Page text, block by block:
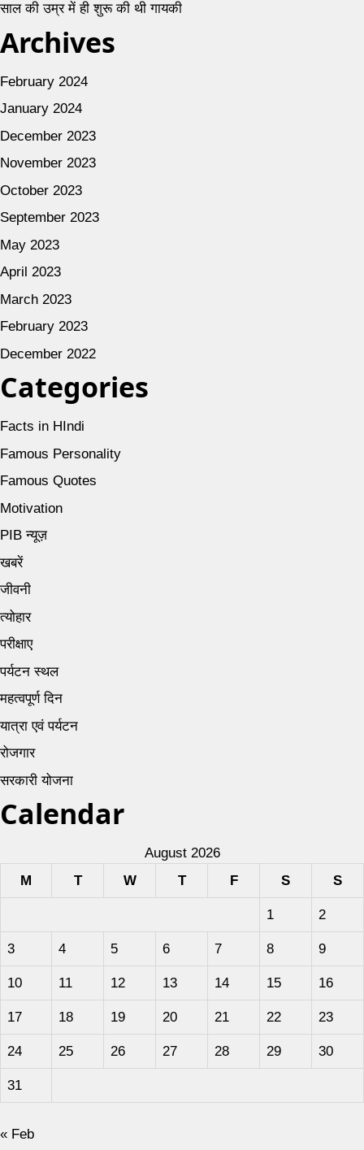
साल की उम्र में ही शुरू की थी गायकी
Archives
February 2024
January 2024
December 2023
November 2023
October 2023
September 2023
May 2023
April 2023
March 2023
February 2023
December 2022
Categories
Facts in HIndi
Famous Personality
Famous Quotes
Motivation
PIB न्यूज़
खबरें
जीवनी
त्योहार
परीक्षाए
पर्यटन स्थल
महत्वपूर्ण दिन
यात्रा एवं पर्यटन
रोजगार
सरकारी योजना
Calendar
August 2026
M
T W T F S S
1 2
3 4 5 6 7 8 9
10 11 12 13 14 15 16
17 18 19 20 21 22 23
24 25 26 27 28 29 30
31
« Feb